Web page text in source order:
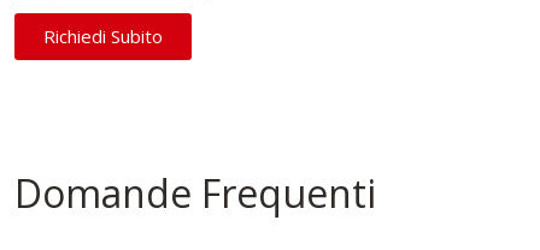
Richiedi Subito
Domande Frequenti